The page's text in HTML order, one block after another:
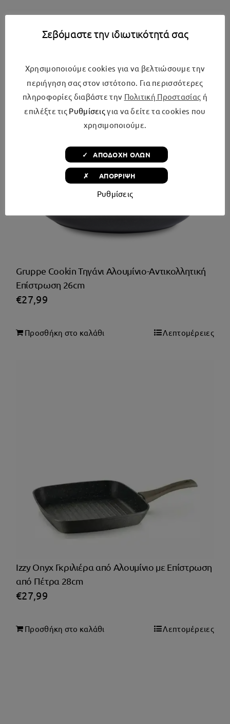
Σχετικά προϊόντα
Gruppe Cookin Τηγάνι Αλουμίνιο-Αντικολλητική
Επίστρωση 26cm
€27,99
Προσθήκη στο καλάθι Λεπτομέρειες
Izzy Onyx Γκριλιέρα από Αλουμίνιο με Επίστρωση
από Πέτρα 28cm
€27,99
Προσθήκη στο καλάθι Λεπτομέρειες
Σεβόμαστε την ιδιωτικότητά σας
Χρησιμοποιούμε cookies για να βελτιώσουμε την
περιήγηση σας στον ιστότοπο. Για περισσότερες
πληροφορίες διαβάστε την Πολιτική Προστασίας ή
επιλέξτε τις Ρυθμίσειςγια να δείτε τα cookies που
χρησιμοποιούμε.
Ρυθμίσεις
✓ ΑΠΟΔΟΧΗ ΟΛΩΝ
✗ ΑΠΟΡΡΙΨΗ